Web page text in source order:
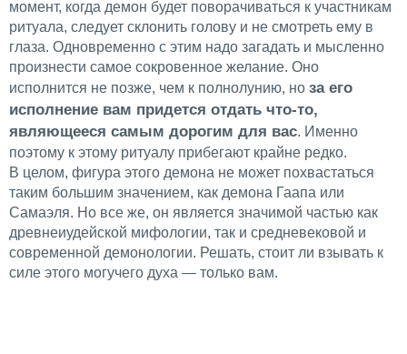
момент, когда демон будет поворачиваться к участникам
ритуала, следует склонить голову и не смотреть ему в
глаза. Одновременно с этим надо загадать и мысленно
произнести самое сокровенное желание. Оно
исполнится не позже, чем к полнолунию, но за его
исполнение вам придется отдать что-то,
являющееся самым дорогим для вас. Именно
поэтому к этому ритуалу прибегают крайне редко.
В целом, фигура этого демона не может похвастаться
таким большим значением, как демона Гаапа или
Самаэля. Но все же, он является значимой частью как
древнеиудейской мифологии, так и средневековой и
современной демонологии. Решать, стоит ли взывать к
силе этого могучего духа — только вам.